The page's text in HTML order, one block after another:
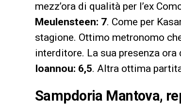
mezz’ora di qualità per l’ex
Meulensteen: 7. Come per
stagione. Ottimo metronomo
interditore. La sua presenza
Ioannou: 6,5. Altra ottima
Sampdoria Mantova,